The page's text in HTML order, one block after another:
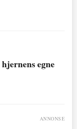
egne
ANNONSE